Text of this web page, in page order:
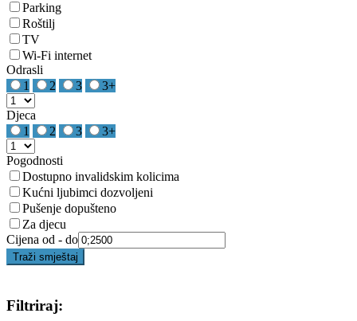
Parking
Roštilj
TV
Wi-Fi internet
Odrasli
1
2 3 3+
Djeca
1
2 3 3+
Pogodnosti
Dostupno invalidskim kolicima
Kućni ljubimci dozvoljeni
Pušenje dopušteno
Za djecu
Cijena od - do
Traži smještaj
Filtriraj: